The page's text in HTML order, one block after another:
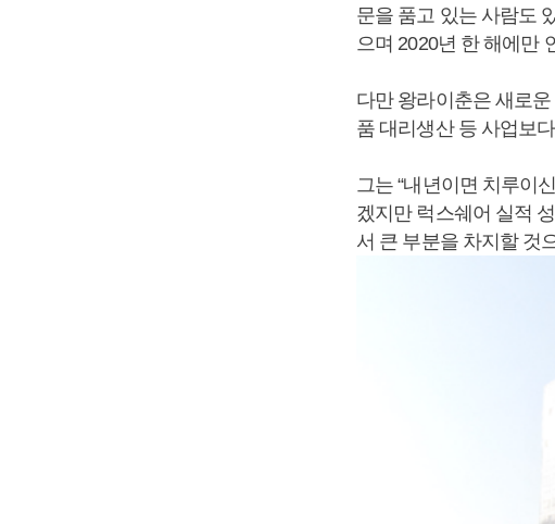
문을 품고 있는 사람도
으며 2020년 한 해에만
다만 왕라이춘은 새로
품 대리생산 등 사업보
그는 “내년이면 치루이
겠지만 럭스쉐어 실적
서 큰 부분을 차지할 것